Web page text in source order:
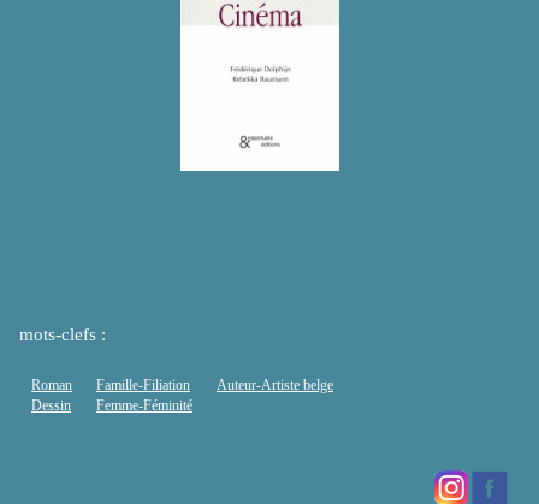
mots-clefs :
Roman
Dessin
Famille-Filiation
Femme-Féminité
Auteur-Artiste belge